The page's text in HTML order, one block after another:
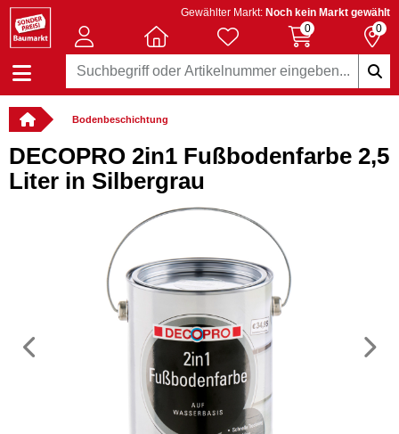
Gewählter Markt: Noch kein Markt gewählt
0
0
Bodenbeschichtung
DECOPRO 2in1 Fußbodenfarbe 2,5
Liter in Silbergrau
Vorheriges